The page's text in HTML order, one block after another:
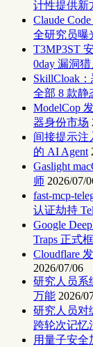
计性提供新
Claude
全研究员曝
T3MP3ST
0day 漏洞猎
SkillCloak
全部 8 款静
ModelCop
器身份市场
间接提示注
的 AI Agent
Gaslight
师 2026/07/
fast-mcp-
认证劫持
Google
Traps 正式
Cloudflare
2026/07/06
研究人员系
万能 2026/
研究人员对
跨轮次记忆
用量子安全